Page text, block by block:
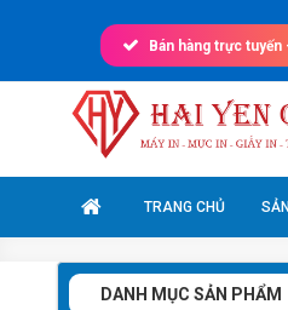
Bán hàng trực tuyến
Máy In Văn
Giá tốt nhất thị trường
TRANG CHỦ
DANH MỤC SẢN PHẨM